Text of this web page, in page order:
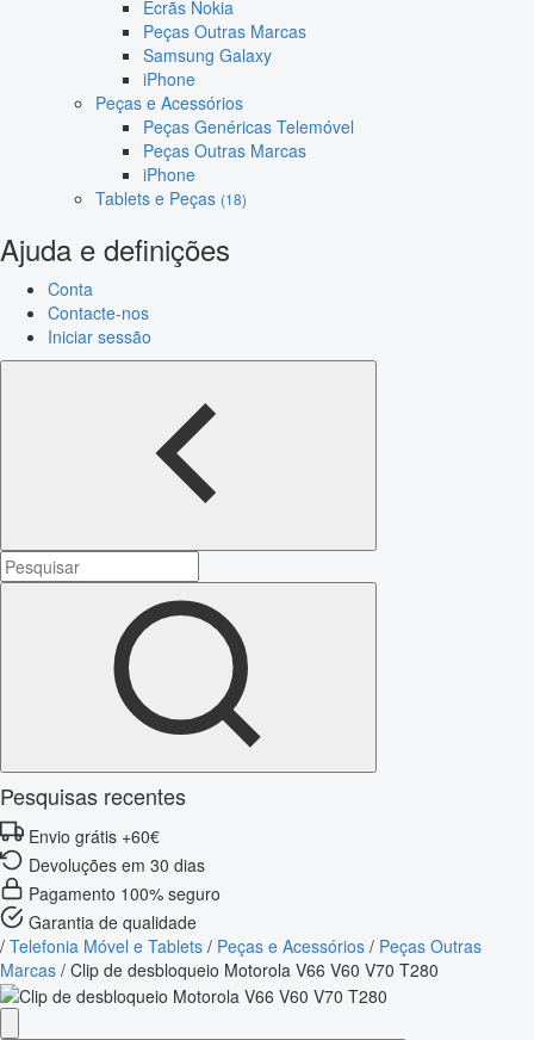
Ecrãs Nokia
Peças Outras Marcas
Samsung Galaxy
iPhone
Peças e Acessórios
Peças Genéricas Telemóvel
Peças Outras Marcas
iPhone
Tablets e Peças (18)
Ajuda e definições
Conta
Contacte-nos
Iniciar sessão
Pesquisas recentes
Envio grátis +60€
Devoluções em 30 dias
Pagamento 100% seguro
Garantia de qualidade
/ Telefonia Móvel e Tablets / Peças e Acessórios / Peças Outras
Marcas / Clip de desbloqueio Motorola V66 V60 V70 T280